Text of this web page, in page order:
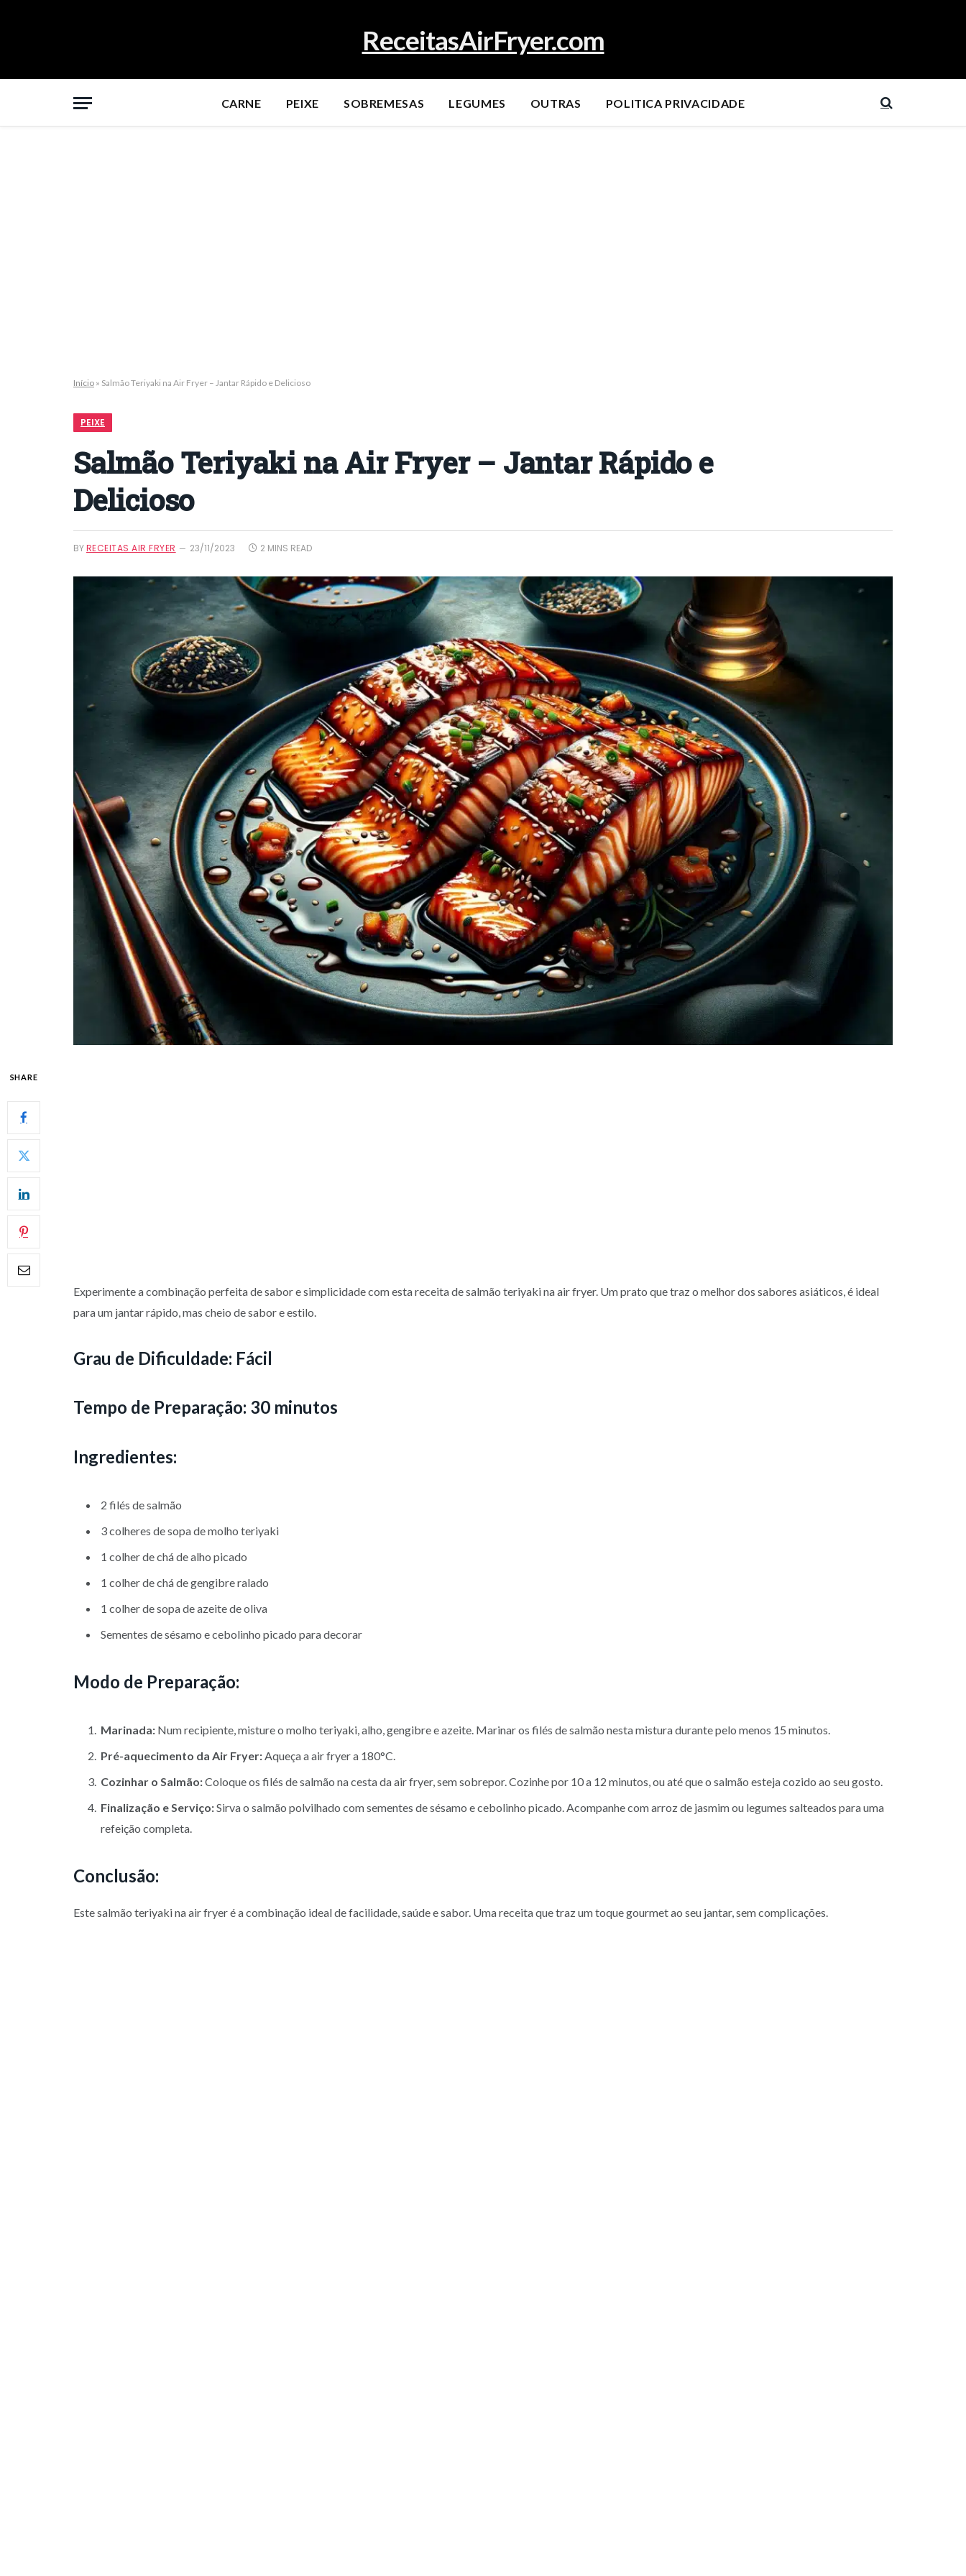
ReceitasAirFryer.com
CARNE PEIXE SOBREMESAS LEGUMES OUTRAS POLITICA PRIVACIDADE
Início » Salmão Teriyaki na Air Fryer – Jantar Rápido e Delicioso
PEIXE
Salmão Teriyaki na Air Fryer – Jantar Rápido e
Delicioso
BYRECEITAS AIR FRYER 23/11/2023 2 MINS READ
SHARE
Experimente a combinação perfeita de sabor e simplicidade com esta receita de salmão teriyaki na air fryer. Um prato que traz o melhor dos sabores asiáticos, é ideal
para um jantar rápido, mas cheio de sabor e estilo.
Grau de Dificuldade: Fácil
Tempo de Preparação: 30 minutos
Ingredientes:
2 filés de salmão
3 colheres de sopa de molho teriyaki
1 colher de chá de alho picado
1 colher de chá de gengibre ralado
1 colher de sopa de azeite de oliva
Sementes de sésamo e cebolinho picado para decorar
Modo de Preparação:
Marinada: Num recipiente, misture o molho teriyaki, alho, gengibre e azeite. Marinar os filés de salmão nesta mistura durante pelo menos 15 minutos.
Pré-aquecimento da Air Fryer: Aqueça a air fryer a 180°C.
Cozinhar o Salmão:Coloque os filés de salmão na cesta da air fryer, sem sobrepor. Cozinhe por 10 a 12 minutos, ou até que o salmão esteja cozido ao seu gosto.
Finalização e Serviço:Sirva o salmão polvilhado com sementes de sésamo e cebolinho picado. Acompanhe com arroz de jasmim ou legumes salteados para uma
refeição completa.
Conclusão:
Este salmão teriyaki na air fryer é a combinação ideal de facilidade, saúde e sabor. Uma receita que traz um toque gourmet ao seu jantar, sem complicações.